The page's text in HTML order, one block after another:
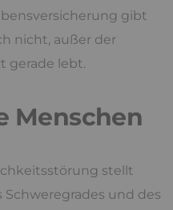
gibt
nicht, außer der
gerade lebt.
Menschen
stellt
und des